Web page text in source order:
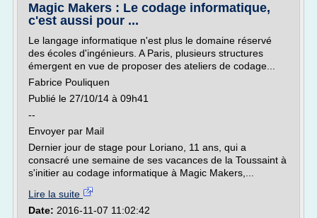
Magic Makers : Le codage informatique,
c'est aussi pour ...
Le langage informatique n'est plus le domaine réservé
des écoles d'ingénieurs. A Paris, plusieurs structures
émergent en vue de proposer des ateliers de codage...
Fabrice Pouliquen
Publié le 27/10/14 à 09h41
--
Envoyer par Mail
Dernier jour de stage pour Loriano, 11 ans, qui a
consacré une semaine de ses vacances de la Toussaint à
s'initier au codage informatique à Magic Makers,...
Lire la suite
Date: 2016-11-07 11:02:42